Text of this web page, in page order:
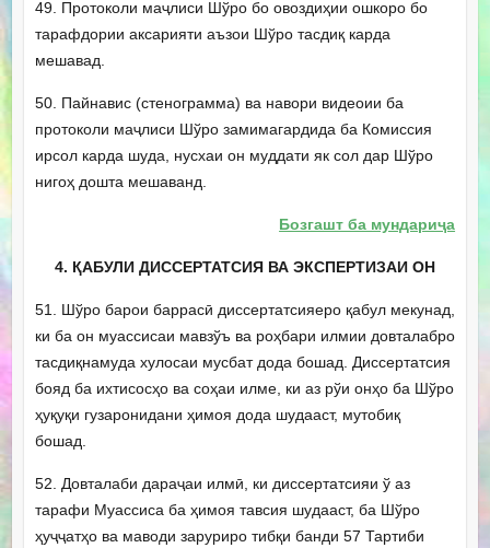
49. Протоколи маҷлиси Шўро бо овоздиҳии ошкоро бо
тарафдории аксарияти аъзои Шўро тасдиқ карда
мешавад.
50. Пайнавис (стенограмма) ва навори видеоии ба
протоколи маҷлиси Шўро замимагардида ба Комиссия
ирсол карда шуда, нусхаи он муддати як сол дар Шўро
нигоҳ дошта мешаванд.
Бозгашт ба мундариҷа
4. ҚАБУЛИ ДИССЕРТАТСИЯ ВА ЭКСПЕРТИЗАИ ОН
51. Шўро барои баррасӣ диссертатсияеро қабул мекунад,
ки ба он муассисаи мавзўъ ва роҳбари илмии довталабро
тасдиқнамуда хулосаи мусбат дода бошад. Диссертатсия
бояд ба ихтисосҳо ва соҳаи илме, ки аз рўи онҳо ба Шўро
ҳуқуқи гузаронидани ҳимоя дода шудааст, мутобиқ
бошад.
52. Довталаби дараҷаи илмӣ, ки диссертатсияи ў аз
тарафи Муассиса ба ҳимоя тавсия шудааст, ба Шўро
ҳуҷҷатҳо ва маводи заруриро тибқи банди 57 Тартиби